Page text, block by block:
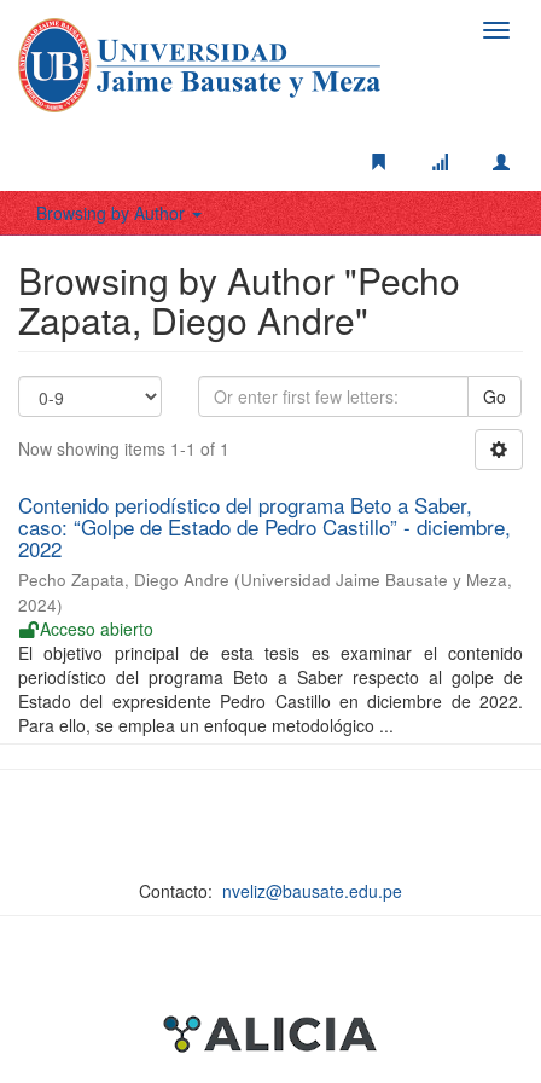
Browsing by Author
Browsing by Author "Pecho
Zapata, Diego Andre"
Go
Now showing items 1-1 of 1
Contenido periodístico del programa Beto a Saber,
caso: “Golpe de Estado de Pedro Castillo” - diciembre,
2022
Pecho Zapata, Diego Andre (Universidad Jaime Bausate y Meza,
2024)
Acceso abierto
El objetivo principal de esta tesis es examinar el contenido
periodístico del programa Beto a Saber respecto al golpe de
Estado del expresidente Pedro Castillo en diciembre de 2022.
Para ello, se emplea un enfoque metodológico ...
Contacto: nveliz@bausate.edu.pe